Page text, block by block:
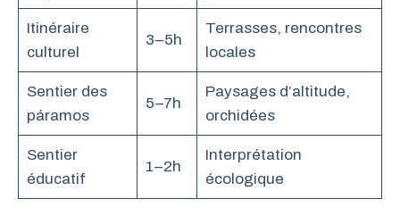
Itinéraire
culturel
3–5h
Terrasses, rencontres
locales
Sentier des
páramos
5–7h
Paysages d’altitude,
orchidées
Sentier
éducatif
1–2h
Interprétation
écologique